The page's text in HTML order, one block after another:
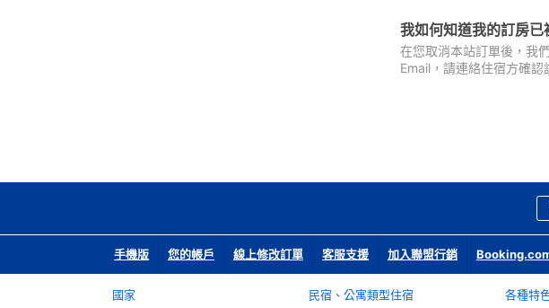
我如何知道我的訂房已
在您取消本站訂單後，我
Email，請連絡住宿方確認
手機版 您的帳戶 線上修改訂單 客服支援 加入聯盟行銷
國家
民宿、公寓類型住宿
各種特